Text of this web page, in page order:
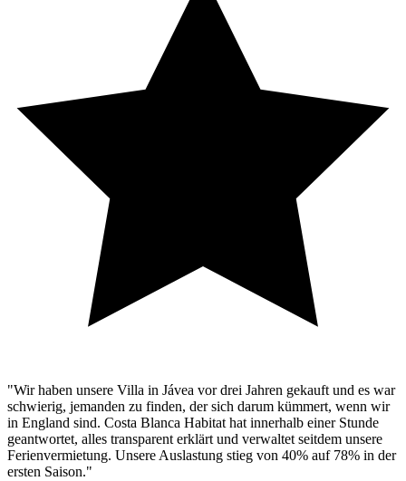
"Wir haben unsere Villa in Jávea vor drei Jahren gekauft und es war
schwierig, jemanden zu finden, der sich darum kümmert, wenn wir
in England sind. Costa Blanca Habitat hat innerhalb einer Stunde
geantwortet, alles transparent erklärt und verwaltet seitdem unsere
Ferienvermietung. Unsere Auslastung stieg von 40% auf 78% in der
ersten Saison."